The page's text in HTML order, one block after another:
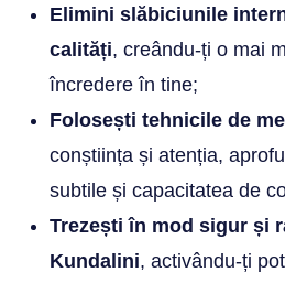
Elimini slăbiciunile
calități, creându-ți o mai
încredere în tine;
Folosești tehnicile de
conștiința și atenția,
subtile și capacitatea de
Trezești în mod sigur și
Kundalini, activându-ți